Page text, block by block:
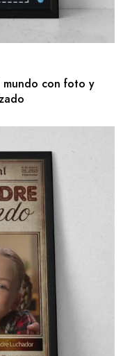
con foto y